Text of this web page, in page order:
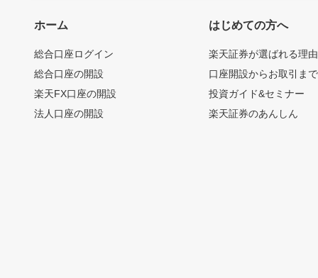
ホーム
総合口座ログイン
総合口座の開設
楽天FX口座の開設
法人口座の開設
はじめての方へ
楽天証券が選ばれる理由
口座開設からお取引ま
投資ガイド&セミナー
楽天証券のあんしん